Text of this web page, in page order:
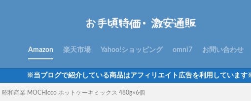
Amazon 楽天市場 Yahoo!ショッピング omni7 お問い合わせ
※当ブログで紹介している商品はアフィリエイト広告を利用していま
昭和産業 MOCHIcco ホットケーキミックス 480g×6個